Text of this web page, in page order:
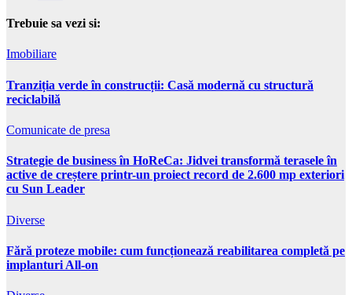
Trebuie sa vezi si:
Imobiliare
Tranziția verde în construcții: Casă modernă cu structură
reciclabilă
Comunicate de presa
Strategie de business în HoReCa: Jidvei transformă terasele în
active de creștere printr-un proiect record de 2.600 mp exteriori
cu Sun Leader
Diverse
Fără proteze mobile: cum funcționează reabilitarea completă pe
implanturi All-on